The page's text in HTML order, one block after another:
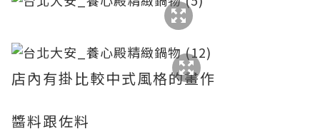
店內有掛比較中式風格的畫作
醬料跟佐料